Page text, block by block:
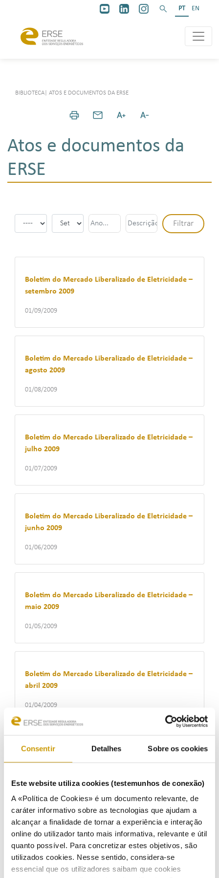
Consentir Detalhes Sobre os cookies
Este website utiliza cookies (testemunhos de conexão)
A «Política de Cookies» é um documento relevante, de
caráter informativo sobre as tecnologias que ajudam a
alcançar a finalidade de tornar a experiência e interação
online do utilizador tanto mais informativa, relevante e útil
quanto possível. Para concretizar estes objetivos, são
utilizados cookies. Nesse sentido, considera-se
essencial que os utilizadores saibam que cookies
PT EN
BIBLIOTECA ATOS E DOCUMENTOS DA ERSE
Atos e documentos da
ERSE
Boletim do Mercado Liberalizado de Eletricidade –
setembro 2009
01/09/2009
Boletim do Mercado Liberalizado de Eletricidade –
agosto 2009
01/08/2009
Boletim do Mercado Liberalizado de Eletricidade –
julho 2009
01/07/2009
Boletim do Mercado Liberalizado de Eletricidade –
junho 2009
01/06/2009
Boletim do Mercado Liberalizado de Eletricidade –
maio 2009
01/05/2009
Boletim do Mercado Liberalizado de Eletricidade –
abril 2009
01/04/2009
Boletim do Mercado Liberalizado de Eletricidade –
março 2009
01/03/2009
Boletim do Mercado Liberalizado de Eletricidade –
fevereiro 2009